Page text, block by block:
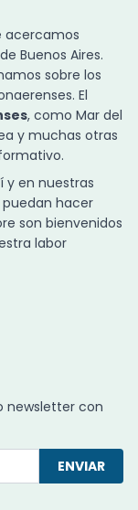
acercamos
Buenos Aires.
sobre los
El
, como Mar del
y muchas otras
y en nuestras
puedan hacer
son bienvenidos
labor
newsletter con
ENVIAR